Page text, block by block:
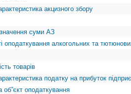
акцизного збору
суми АЗ
оподаткування алкогольних та
товарів
податку на прибуток
об”єкт оподаткування